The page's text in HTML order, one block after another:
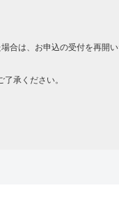
合は、お申込の受付を再開
承ください。